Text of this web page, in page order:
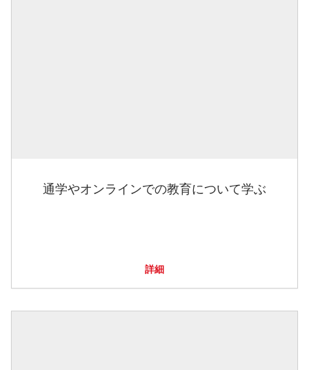
通学やオンラインでの教育について学ぶ
詳細